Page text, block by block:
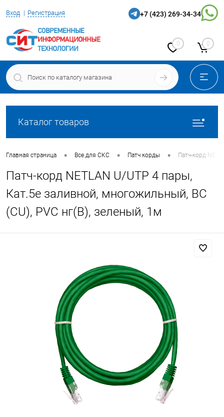
Вход Регистрация +7 (423) 269-34-34
0 0
Каталог товаров
Главная страница • Все для СКС • Патч корды • Патч-корд
Патч-корд NETLAN U/UTP 4 пары,
Кат.5е заливной, многожильный, BC
(CU), PVC нг(B), зеленый, 1м